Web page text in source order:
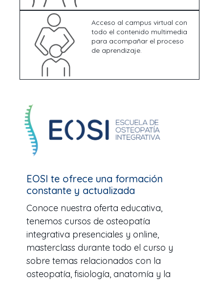
Acceso al campus virtual con
todo el contenido multimedia
para acompañar el proceso
de aprendizaje.
EOSI te ofrece una formación
constante y actualizada
Conoce nuestra oferta educativa,
tenemos cursos de osteopatía
integrativa presenciales y online,
masterclass durante todo el curso y
sobre temas relacionados con la
osteopatía, fisiología, anatomía y la